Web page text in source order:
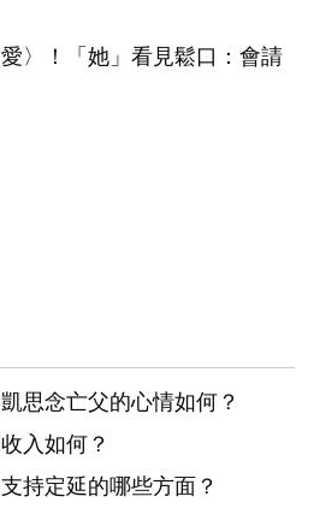
〉！「她」看見鬆口：會請
思念亡父的心情如何？
入如何？
持定延的哪些方面？